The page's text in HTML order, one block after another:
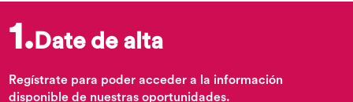
1. Date de alta
Regístrate para poder acceder a la información
disponible de nuestras oportunidades.